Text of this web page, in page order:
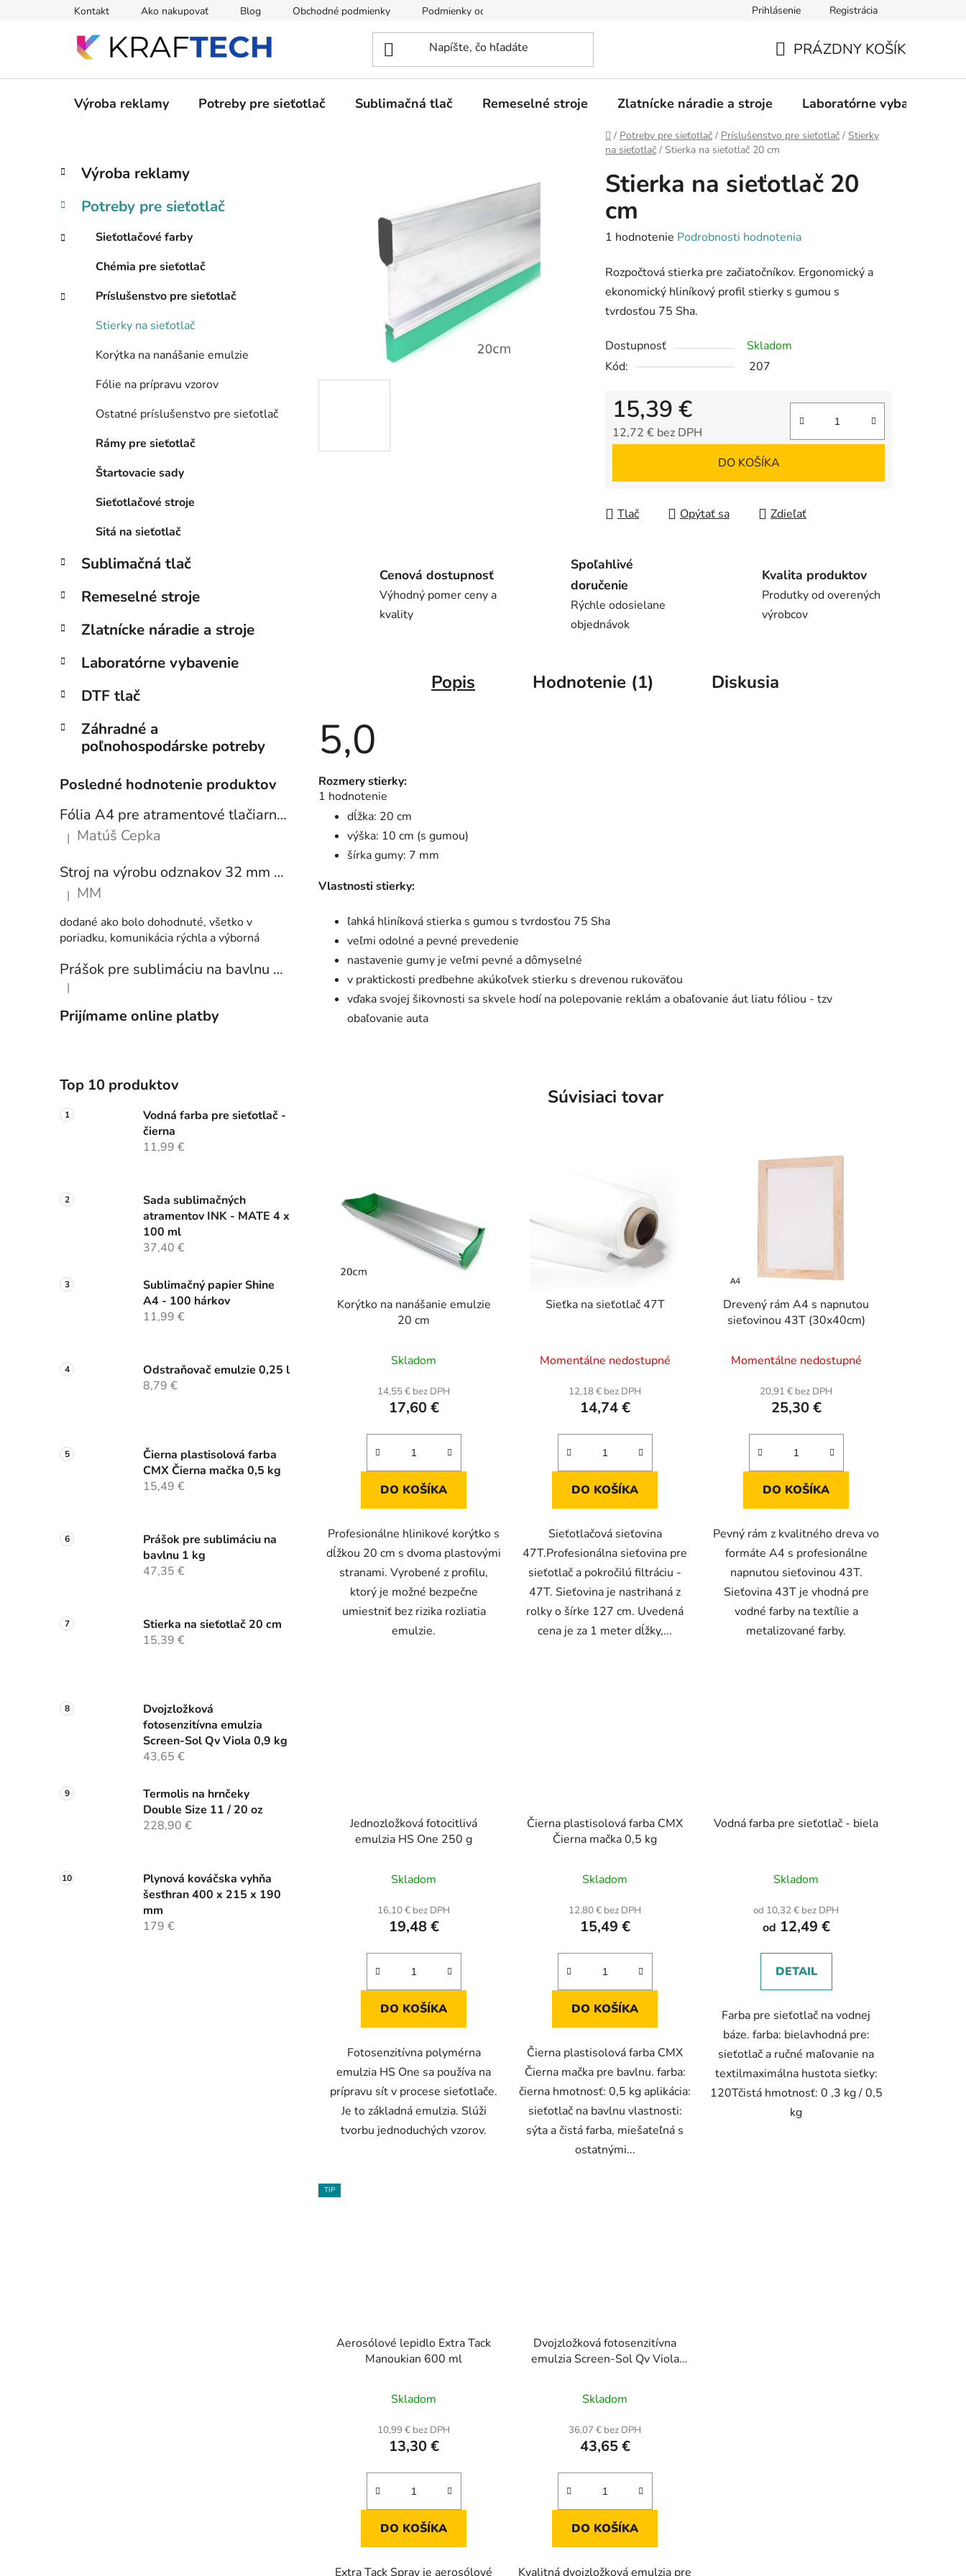
Kontakt Ako nakupovať Blog Obchodné podmienky Podmienky ochrany osobných údajov Prihlásenie Registrácia
KOŠÍK
PRÁZDNY KOŠÍK
Výroba reklamy Potreby pre sieťotlač Sublimačná tlač Remeselné stroje Zlatnícke náradie a stroje Laboratórne vybavenie
Domov
/ Potreby pre sieťotlač / Príslušenstvo pre sieťotlač / Stierky
na sieťotlač / Stierka na sieťotlač 20 cm
B
č
ý
n
Preskočiť
kategórie
K
a
e
ó
e
Výroba reklamy
Potreby pre sieťotlač
Sieťotlačové farby
Chémia pre sieťotlač
Príslušenstvo pre sieťotlač
Stierky na sieťotlač
Korýtka na nanášanie emulzie
Fólie na prípravu vzorov
Ostatné príslušenstvo pre sieťotlač
Rámy pre sieťotlač
Štartovacie sady
Sieťotlačové stroje
Sitá na sieťotlač
Sublimačná tlač
Remeselné stroje
Zlatnícke náradie a stroje
Laboratórne vybavenie
DTF tlač
Záhradné a
poľnohospodárske potreby
Posledné hodnotenie produktov
Fólia A4 pre atramentové tlačiarne - sada 10 ks
Hodnotenie produktu je 5 z 5 hviezdičiek.
| Matúš Cepka
Stroj na výrobu odznakov 32 mm a 58 mm + 250 ks odznakov
Hodnotenie produktu je 5 z 5 hviezdičiek.
| MM
dodané ako bolo dohodnuté, všetko v
poriadku, komunikácia rýchla a výborná
Prášok pre sublimáciu na bavlnu 1 kg
Hodnotenie produktu je 5 z 5 hviezdičiek.
|
Prijímame online platby
Top 10 produktov
Vodná farba pre sieťotlač -
čierna
11,99 €
Sada sublimačných
atramentov INK - MATE 4 x
100 ml
37,40 €
Sublimačný papier Shine
A4 - 100 hárkov
11,99 €
Odstraňovač emulzie 0,25 l
8,79 €
Čierna plastisolová farba
CMX Čierna mačka 0,5 kg
15,49 €
Prášok pre sublimáciu na
bavlnu 1 kg
47,35 €
Stierka na sieťotlač 20 cm
15,39 €
Dvojzložková
fotosenzitívna emulzia
Screen-Sol Qv Viola 0,9 kg
43,65 €
Termolis na hrnčeky
Double Size 11 / 20 oz
228,90 €
Plynová kováčska vyhňa
šesťhran 400 x 215 x 190
mm
179 €
Stierka na sieťotlač 20
cm
Priemerné
produktu
je
5,0
5
hviezdičiek.
1 hodnotenie Podrobnosti hodnotenia
Rozpočtová stierka pre začiatočníkov. Ergonomický a
ekonomický hliníkový profil stierky s gumou s
tvrdosťou 75 Sha.
Dostupnosť
Skladom
Kód:
207
15,39 €
12,72 € bez DPH
DO KOŠÍKA
Tlač Opýtať sa Zdieľať
Cenová dostupnosť
Výhodný pomer ceny a
kvality
Spoľahlivé
doručenie
Rýchle odosielane
objednávok
Kvalita produktov
Produtky od overených
výrobcov
Popis Hodnotenie (1) Diskusia
5,0
Priemerné
hodnotenie
produktu
hviezdičiek.
1 hodnotenie
Rozmery stierky:
dĺžka: 20 cm
výška: 10 cm (s gumou)
šírka gumy: 7 mm
Vlastnosti stierky:
ľahká hliníková stierka s gumou s tvrdosťou 75 Sha
veľmi odolné a pevné prevedenie
nastavenie gumy je veľmi pevné a dômyselné
v praktickosti predbehne akúkoľvek stierku s drevenou rukoväťou
vďaka svojej šikovnosti sa skvele hodí na polepovanie reklám a obaľovanie áut liatu fóliou - tzv
obaľovanie auta
Súvisiaci tovar
Korýtko na nanášanie emulzie
20 cm
hodnotenie
produktu
je
z
hviezdičiek.
Skladom
14,55 € bez DPH
17,60 €
DO KOŠÍKA
Profesionálne hlinikové korýtko s
dĺžkou 20 cm s dvoma plastovými
stranami. Vyrobené z profilu,
ktorý je možné bezpečne
umiestniť bez rizika rozliatia
emulzie.
Sieťka na sieťotlač 47T
Momentálne nedostupné
12,18 € bez DPH
14,74 €
DO KOŠÍKA
Sieťotlačová sieťovina
47T.Profesionálna sieťovina pre
sieťotlač a pokročilú filtráciu -
47T. Sieťovina je nastrihaná z
rolky o šírke 127 cm. Uvedená
cena je za 1 meter dĺžky,...
Drevený rám A4 s napnutou
sieťovinou 43T (30x40cm)
hodnotenie
produktu
je
z
hviezdičiek.
Momentálne nedostupné
20,91 € bez DPH
25,30 €
DO KOŠÍKA
Pevný rám z kvalitného dreva vo
formáte A4 s profesionálne
napnutou sieťovinou 43T.
Sieťovina 43T je vhodná pre
vodné farby na textílie a
metalizované farby.
Jednozložková fotocitlivá
emulzia HS One 250 g
hodnotenie
produktu
je
z
hviezdičiek.
Skladom
16,10 € bez DPH
19,48 €
DO KOŠÍKA
Fotosenzitívna polymérna
emulzia HS One sa používa na
prípravu sít v procese sieťotlače.
Je to základná emulzia. Slúži
tvorbu jednoduchých vzorov.
Čierna plastisolová farba CMX
Čierna mačka 0,5 kg
hodnotenie
produktu
je
z
hviezdičiek.
Skladom
12,80 € bez DPH
15,49 €
DO KOŠÍKA
Čierna plastisolová farba CMX
Čierna mačka pre bavlnu. farba:
čierna hmotnosť: 0,5 kg aplikácia:
sieťotlač na bavlnu vlastnosti:
sýta a čistá farba, miešateľná s
ostatnými...
Vodná farba pre sieťotlač - biela
Skladom
od 10,32 € bez DPH
od 12,49 €
DETAIL
Farba pre sieťotlač na vodnej
báze. farba: bielavhodná pre:
sieťotlač a ručné maľovanie na
textilmaximálna hustota sieťky:
120Tčistá hmotnosť: 0 ,3 kg / 0,5
kg
TIP
Aerosólové lepidlo Extra Tack
Manoukian 600 ml
Skladom
10,99 € bez DPH
13,30 €
DO KOŠÍKA
Extra Tack Spray je aerosólové
Dvojzložková fotosenzitívna
emulzia Screen-Sol Qv Viola
hodnotenie
produktu
je
z
hviezdičiek.
Skladom
36,07 € bez DPH
43,65 €
DO KOŠÍKA
Kvalitná dvojzložková emulzia pre